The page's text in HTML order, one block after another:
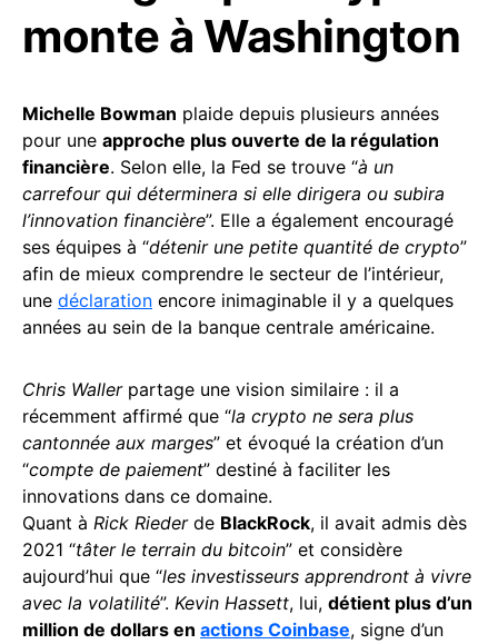
monte à Washington
Michelle Bowman plaide depuis plusieurs années
pour une approche plus ouverte de la régulation
financière. Selon elle, la Fed se trouve “à un
carrefour qui déterminera si elle dirigera ou subira
l’innovation financière”. Elle a également encouragé
ses équipes à “détenir une petite quantité de crypto”
afin de mieux comprendre le secteur de l’intérieur,
une déclaration encore inimaginable il y a quelques
années au sein de la banque centrale américaine.
Chris Wallerpartage une vision similaire : il a
récemment affirmé que “la crypto ne sera plus
cantonnée aux marges” et évoqué la création d’un
“compte de paiement” destiné à faciliter les
innovations dans ce domaine.
Quant à Rick Riederde BlackRock, il avait admis dès
2021 “tâter le terrain du bitcoin” et considère
aujourd’hui que “les investisseurs apprendront à vivre
avec la volatilité”. Kevin Hassett, lui, détient plus d’un
million de dollars en actions Coinbase, signe d’un